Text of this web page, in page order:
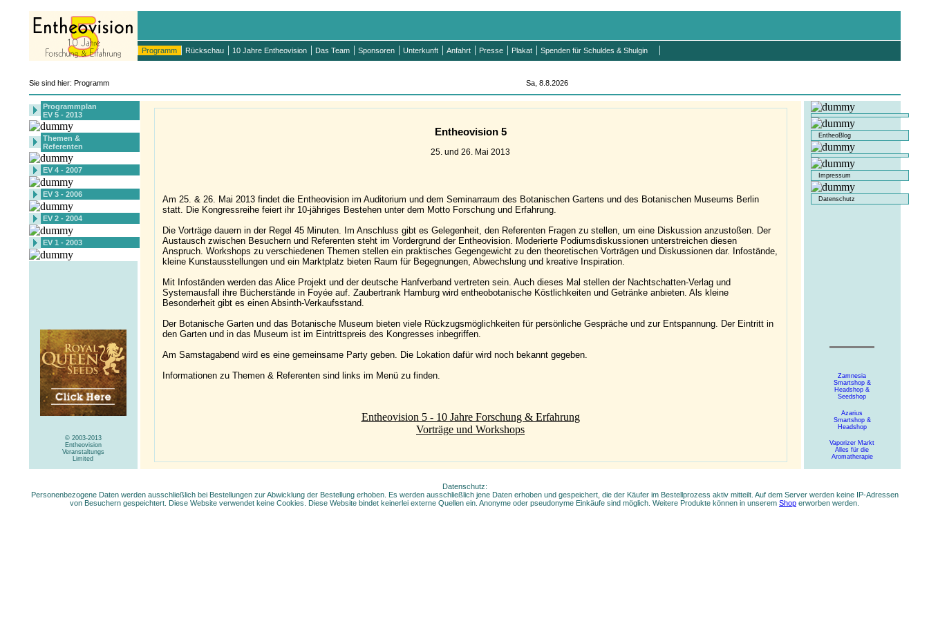
Programm Rückschau 10 Jahre Entheovision Das Team Sponsoren Unterkunft Anfahrt Presse Plakat Spenden für Schuldes & Shulgin
Sie sind hier: Programm Sa, 8.8.2026
Programmplan
EV 5 - 2013
Themen &
Referenten
EV 4 - 2007
EV 3 - 2006
EV 2 - 2004
EV 1 - 2003
© 2003-2013
Entheovision
Veranstaltungs
Limited
Entheovision 5
25. und 26. Mai 2013
Am 25. & 26. Mai 2013 findet die Entheovision im Auditorium und dem Seminarraum des Botanischen Gartens und des Botanischen Museums Berlin
statt. Die Kongressreihe feiert ihr 10-jähriges Bestehen unter dem Motto Forschung und Erfahrung.
Die Vorträge dauern in der Regel 45 Minuten. Im Anschluss gibt es Gelegenheit, den Referenten Fragen zu stellen, um eine Diskussion anzustoßen. Der
Austausch zwischen Besuchern und Referenten steht im Vordergrund der Entheovision. Moderierte Podiumsdiskussionen unterstreichen diesen
Anspruch. Workshops zu verschiedenen Themen stellen ein praktisches Gegengewicht zu den theoretischen Vorträgen und Diskussionen dar. Infostände,
kleine Kunstausstellungen und ein Marktplatz bieten Raum für Begegnungen, Abwechslung und kreative Inspiration.
Mit Infoständen werden das Alice Projekt und der deutsche Hanfverband vertreten sein. Auch dieses Mal stellen der Nachtschatten-Verlag und
Systemausfall ihre Bücherstände in Foyée auf. Zaubertrank Hamburg wird entheobotanische Köstlichkeiten und Getränke anbieten. Als kleine
Besonderheit gibt es einen Absinth-Verkaufsstand.
Der Botanische Garten und das Botanische Museum bieten viele Rückzugsmöglichkeiten für persönliche Gespräche und zur Entspannung. Der Eintritt in
den Garten und in das Museum ist im Eintrittspreis des Kongresses inbegriffen.
Am Samstagabend wird es eine gemeinsame Party geben. Die Lokation dafür wird noch bekannt gegeben.
Informationen zu Themen & Referenten sind links im Menü zu finden.
Entheovision 5 - 10 Jahre Forschung & Erfahrung
Vorträge und Workshops
EntheoBlog
Impressum
Datenschutz
Zamnesia
Smartshop &
Headshop &
Seedshop
Azarius
Smartshop &
Headshop
Vaporizer Markt
Alles für die
Aromatherapie
Datenschutz:
Personenbezogene Daten werden ausschließlich bei Bestellungen zur Abwicklung der Bestellung erhoben. Es werden ausschließlich jene Daten erhoben und gespeichert, die der Käufer im Bestellprozess aktiv mitteilt. Auf dem Server werden keine IP-Adressen
von Besuchern gespeichtert. Diese Website verwendet keine Cookies. Diese Website bindet keinerlei externe Quellen ein. Anonyme oder pseudonyme Einkäufe sind möglich. Weitere Produkte können in unserem Shop erworben werden.